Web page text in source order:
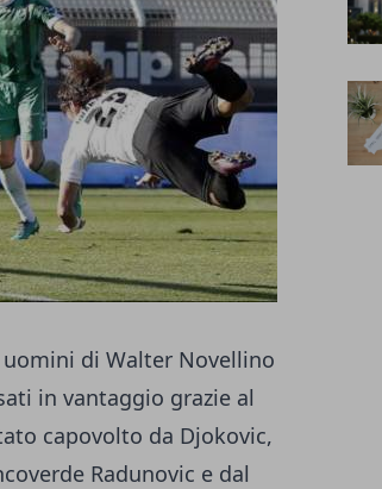
di Walter Novellino
in vantaggio grazie al
capovolto da Djokovic,
Radunovic e dal